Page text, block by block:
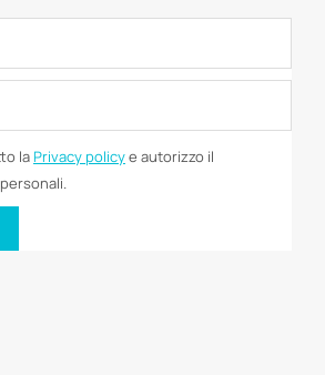
laPrivacy policye autorizzo il